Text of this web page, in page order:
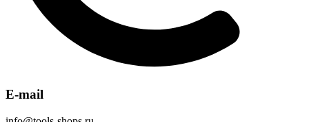
E-mail